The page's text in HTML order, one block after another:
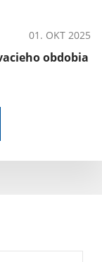
01. OKT 2025
obdobia